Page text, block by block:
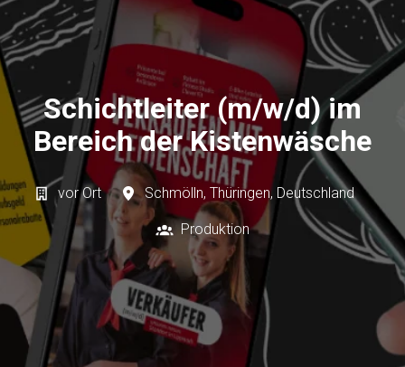
Schichtleiter (m/w/d) im
Bereich der Kistenwäsche
vor Ort Schmölln, Thüringen, Deutschland
Produktion